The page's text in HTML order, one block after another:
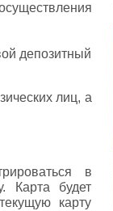
депозитный
лиц, а
в
Карта будет
карту